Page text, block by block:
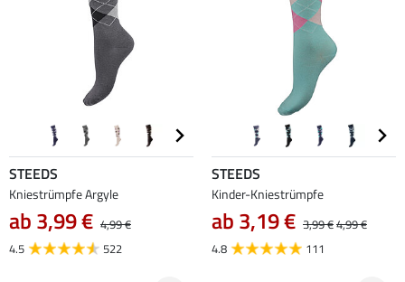
STEEDS
Kniestrümpfe Argyle
ab 3,99 € 4,99 €
4.5
522
STEEDS
Kinder-Kniestrümpfe
ab 3,19 € 3,99 €4,99 €
4.8
111